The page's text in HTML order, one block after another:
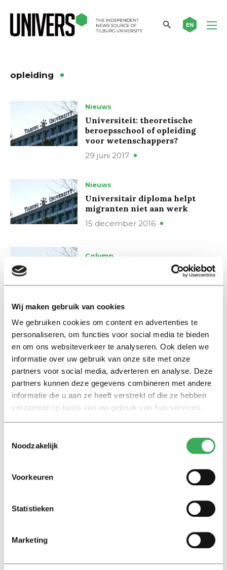
Wij maken gebruik van cookies
We gebruiken cookies om content en advertenties te
personaliseren, om functies voor social media te bieden
en om ons websiteverkeer te analyseren. Ook delen we
informatie over uw gebruik van onze site met onze
partners voor social media, adverteren en analyse. Deze
partners kunnen deze gegevens combineren met andere
informatie die u aan ze heeft verstrekt of die ze hebben
verzameld op basis van uw gebruik van hun services.
Noodzakelijk
Voorkeuren
Statistieken
Marketing
EN
opleiding
Nieuws
Universiteit: theoretische
beroepsschool of opleiding
voor wetenschappers?
29 juni 2017
Nieuws
Universitair diploma helpt
migranten niet aan werk
15 december 2016
Column
09 november 2016
Opleidingsdag
ondernemerschap voor
vluchtelingen
Nieuws
Stemming over
niveau